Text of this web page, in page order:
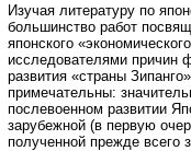
Изучая литературу по
большинство работ
японского
исследователями причин
развития «страны
примечательны:
послевоенном развитии
зарубежной (в первую
полученной прежде всего